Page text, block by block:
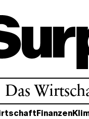
Das
Finanzen